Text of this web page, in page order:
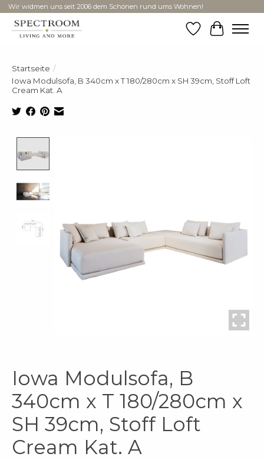
Wir widmen uns seit 2006 dem Schönen rund ums Wohnen!
Wunschzettel
Ihr
Startseite /
Iowa Modulsofa, B 340cm x T 180/280cm x SH 39cm, Stoff Loft
Cream Kat. A
Iowa Modulsofa, B
340cm x T 180/280cm x
SH 39cm, Stoff Loft
Cream Kat. A